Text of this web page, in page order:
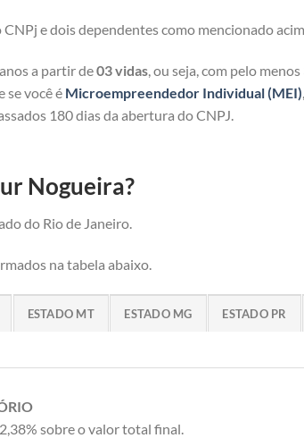
e dois dependentes como mencionado
a partir de03 vidas , ou seja, com pelo
se você é Microempreendedor Individual (MEI)
180 dias da abertura do CNPJ.
Nogueira?
do Rio de Janeiro.
na tabela abaixo.
ESTADO MT ESTADO MG ESTADO PR
sobre o valor total final.